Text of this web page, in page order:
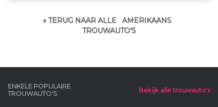
« TERUG NAAR ALLE
AMERIKAANS
TROUWAUTO’S
ENKELE POPULAIRE
TROUWAUTO'S
Bekijk alle trouwauto's